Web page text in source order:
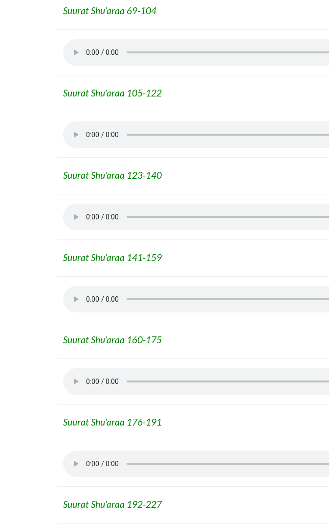
Suurat Shu’araa 69-104
Suurat Shu’araa 105-122
Suurat Shu’araa 123-140
Suurat Shu’araa 141-159
Suurat Shu’araa 160-175
Suurat Shu’araa 176-191
Suurat Shu’araa 192-227